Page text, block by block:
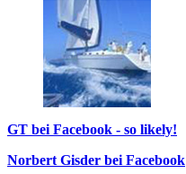
GT bei Facebook - so likely!
Norbert Gisder bei Facebook